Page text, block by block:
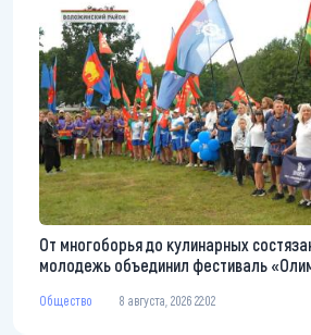
От многоборья до кулинарных
молодежь объединил фестиваль
Общество 8 августа, 2026 22:02